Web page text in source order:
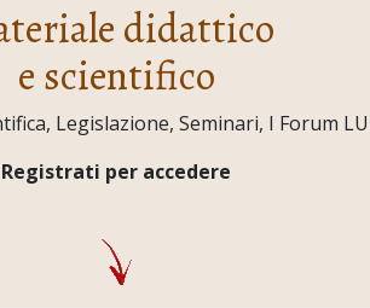
didattico
e scientifico
Legislazione, Seminari, I Forum
Registrati per accedere